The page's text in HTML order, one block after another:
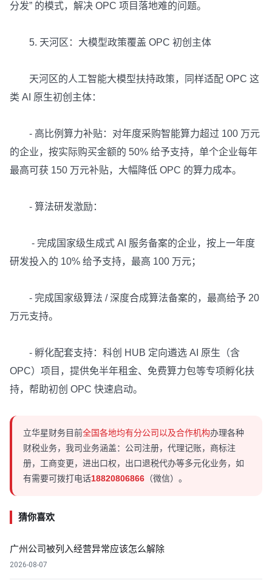
分发” 的模式，解决 OPC 项目落地难的问题。
5. 天河区：大模型政策覆盖 OPC 初创主体
天河区的人工智能大模型扶持政策，同样适配 OPC 这
类 AI 原生初创主体：
- 高比例算力补贴：对年度采购智能算力超过 100 万元
的企业，按实际购买金额的 50% 给予支持，单个企业每年
最高可获 150 万元补贴，大幅降低 OPC 的算力成本。
- 算法研发激励：
- 完成国家级生成式 AI 服务备案的企业，按上一年度
研发投入的 10% 给予支持，最高 100 万元；
- 完成国家级算法 / 深度合成算法备案的，最高给予 20
万元支持。
- 孵化配套支持：科创 HUB 定向遴选 AI 原生（含
OPC）项目，提供免半年租金、免费算力包等专项孵化扶
持，帮助初创 OPC 快速启动。
立华星财务目前全国各地均有分公司以及合作机构办理各种
财税业务，我司业务涵盖：公司注册，代理记账，商标注
册，工商变更，进出口权，出口退税代办等多元化业务，如
有需要可拨打电话18820806866 （微信）。
猜你喜欢
广州公司被列入经营异常应该怎么解除
2026-08-07